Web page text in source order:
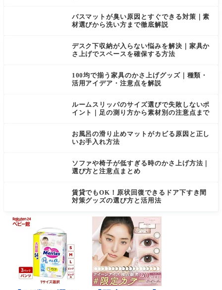
バスマットが臭い原因とすぐできる対策｜素
材選びから洗い方まで徹底解説
デスク下収納が入らない悩みを解決｜家具か
さ上げでスペースを確保する方法
100均で揃う家具のかさ上げグッズ｜種類・
活用アイデア・注意点を解説
ルームスリッパのサイズ選びで失敗しないポ
イント｜足の測り方から素材別の注意点まで
お風呂の滑り止めマットがカビる原因と正し
いお手入れ方法
ソファや椅子が低すぎる時のかさ上げ方法｜
選び方と注意点まとめ
賃貸でもOK！原状回復できるドア下すき間
対策グッズの選び方と活用法